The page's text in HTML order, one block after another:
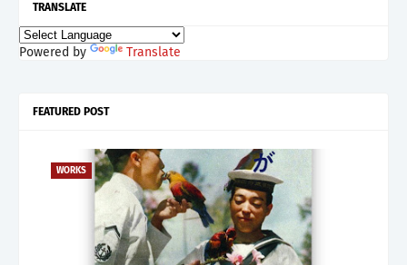
TRANSLATE
Powered by Translate
FEATURED POST
WORKS